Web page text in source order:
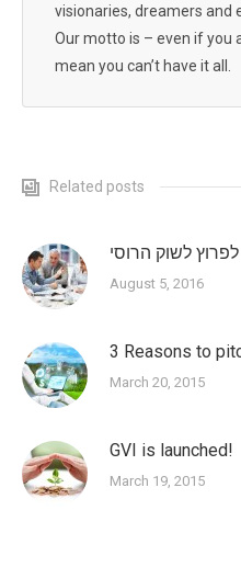
visionaries, dreamers and
Our motto is – even if you
mean you can’t have it all.
Related posts
August 5, 2016
3 Reasons to
March 20, 2015
GVI is launched!
March 19, 2015